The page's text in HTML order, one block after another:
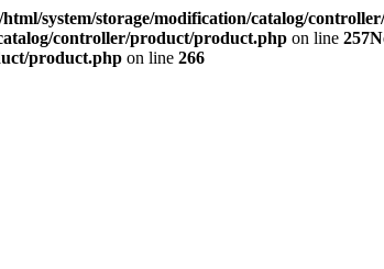
system/storage/modification/catalog/
controller/product/product.php on line 257
product.php on line 266